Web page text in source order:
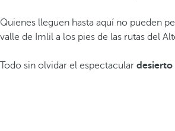
Quienes lleguen hasta aquí no pueden
valle de Imlil a los pies de las rutas del
Todo sin olvidar el espectacular desierto